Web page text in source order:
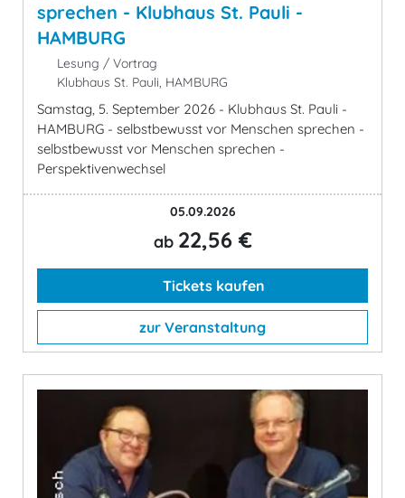
sprechen - Klubhaus St. Pauli -
HAMBURG
Lesung / Vortrag
Klubhaus St. Pauli, HAMBURG
Samstag, 5. September 2026 - Klubhaus St. Pauli -
HAMBURG - selbstbewusst vor Menschen sprechen -
selbstbewusst vor Menschen sprechen -
Perspektivenwechsel
05.09.2026
ab 22,56 €
Tickets kaufen
zur Veranstaltung